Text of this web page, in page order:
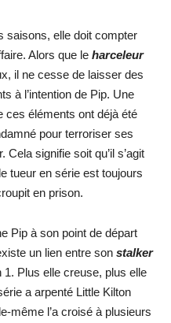
saisons, elle doit compter
Alors que le harceleur
il ne cesse de laisser des
à l’intention de Pip. Une
ces éléments ont déjà été
pour terroriser ses
signifie soit qu’il s’agit
tueur en série est toujours
en prison.
Pip à son point de départ
un lien entre son stalker
1. Plus elle creuse, plus elle
a arpenté Little Kilton
même l’a croisé à plusieurs